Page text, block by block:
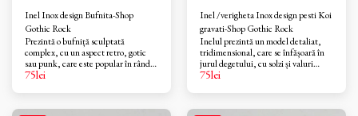
Inel Inox design Bufnita-Shop
Gothic Rock
Prezintă o bufniță sculptată
complex, cu un aspect retro, gotic
sau punk, care este popular în rândul
bărbaților și femeilor deopotrivă.
înțelepciunii, cunoașterii și
protecției. Designul lat și îndrăzneț îl
75lei
Inel /verigheta Inox design pesti Koi
gravati-Shop Gothic Rock
Inelul prezintă un model detaliat,
tridimensional, care se înfășoară în
jurul degetului, cu solzi și valuri
vizibile. Designurile similare sunt
japoneză (irezumi) și simbolizează:
Perseverență și putere: Peștele koi
75lei